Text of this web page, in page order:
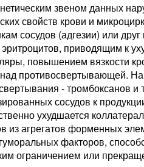
звеном данных
свойств крови и
сосудов (адгезии) или
приводящим к
повышением вязкости
противосвертывающей.
- тромбоксанов
сосудов к
ухудшается
из агрегатов форменных
факторов,
ограничением или